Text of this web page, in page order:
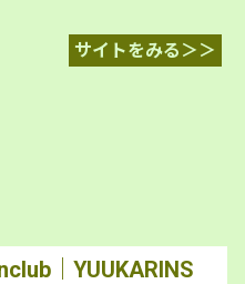
サイトをみる＞＞
｜YUUKARINS